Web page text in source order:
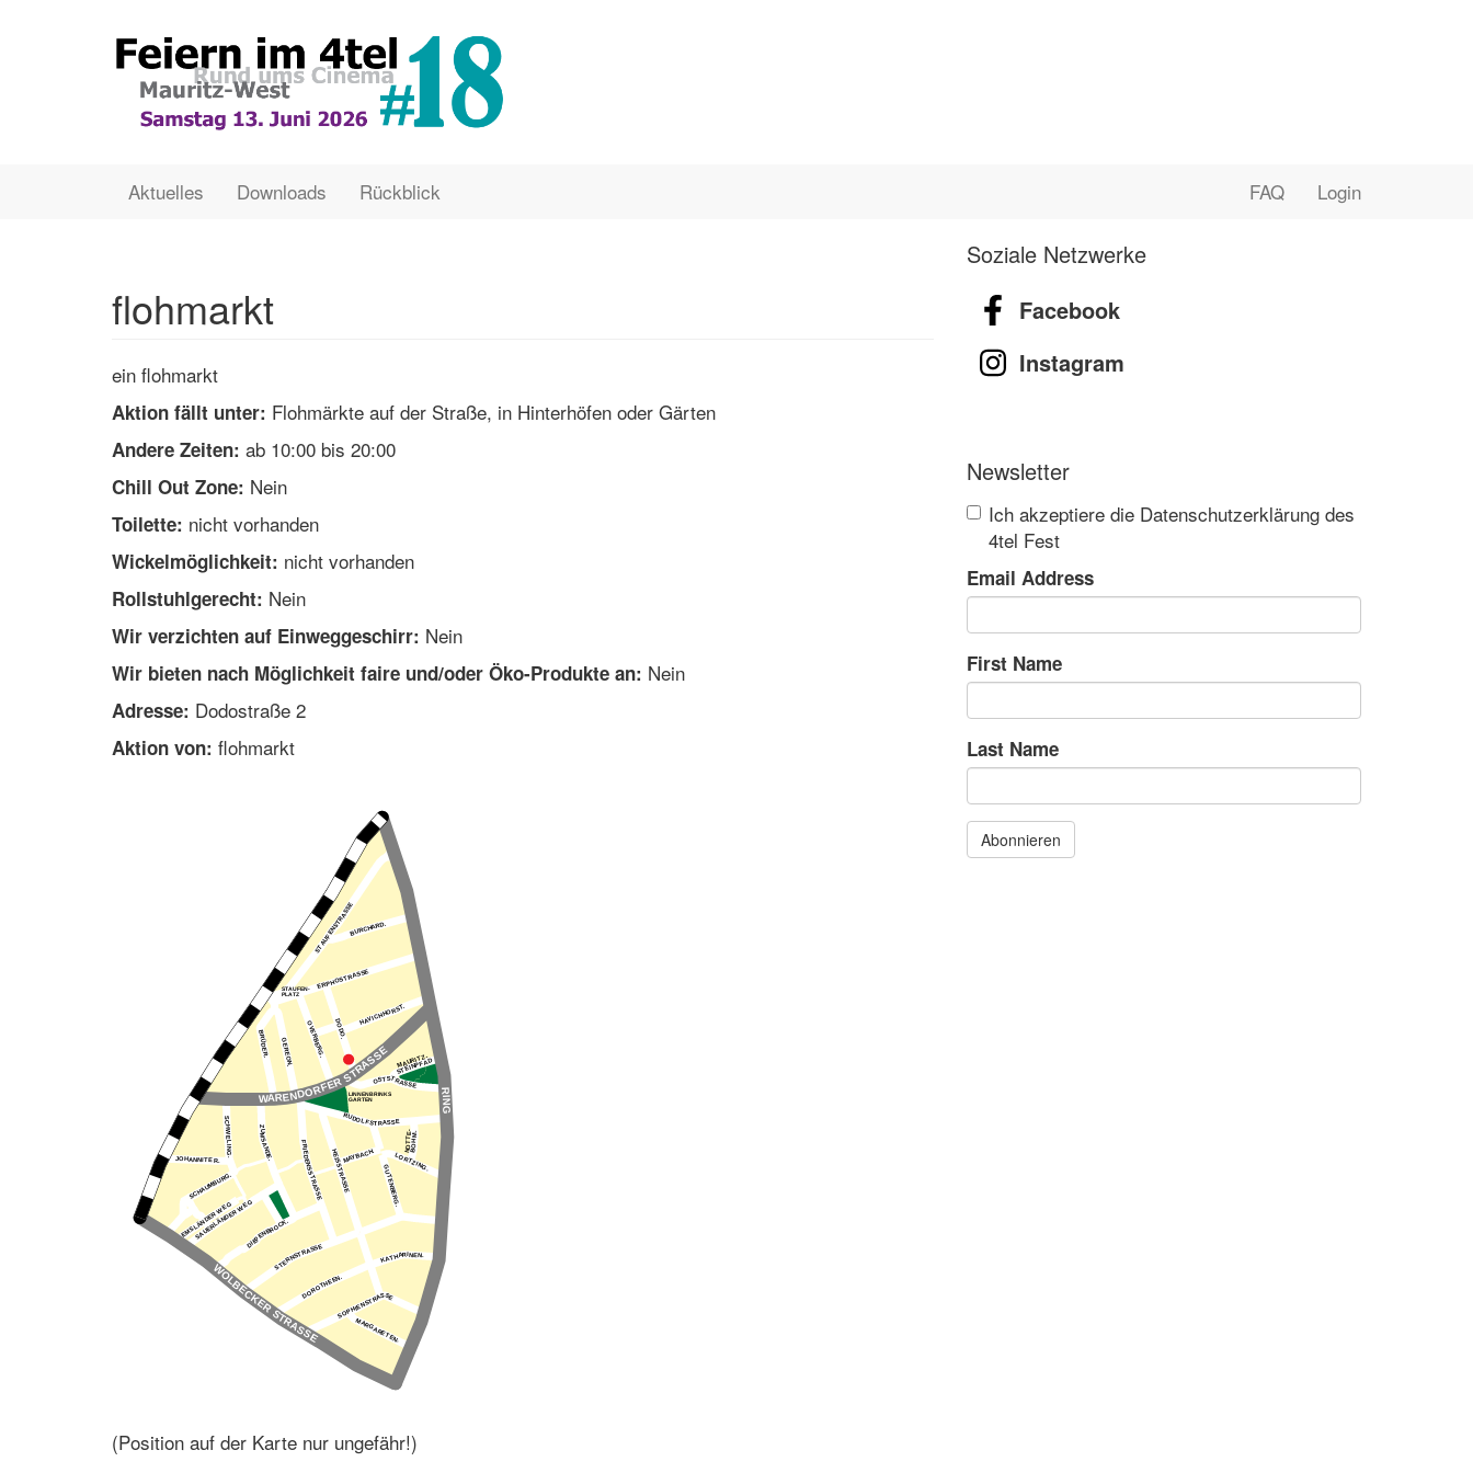
Main
Aktuelles Downloads Rückblick
User FAQ Login
flohmarkt
ein flohmarkt
Aktion fällt unter: Flohmärkte auf der Straße, in Hinterhöfen oder Gärten
Andere Zeiten: ab 10:00 bis 20:00
Chill Out Zone: Nein
Toilette: nicht vorhanden
Wickelmöglichkeit: nicht vorhanden
Rollstuhlgerecht: Nein
Wir verzichten auf Einweggeschirr: Nein
Wir bieten nach Möglichkeit faire und/oder Öko-Produkte an: Nein
Adresse: Dodostraße 2
Aktion von: flohmarkt
(Position auf der Karte nur ungefähr!)
Soziale Netzwerke
Facebook
Instagram
Newsletter
Ich akzeptiere die Datenschutzerklärung des
4tel Fest
Email Address
First Name
Last Name
Abonnieren